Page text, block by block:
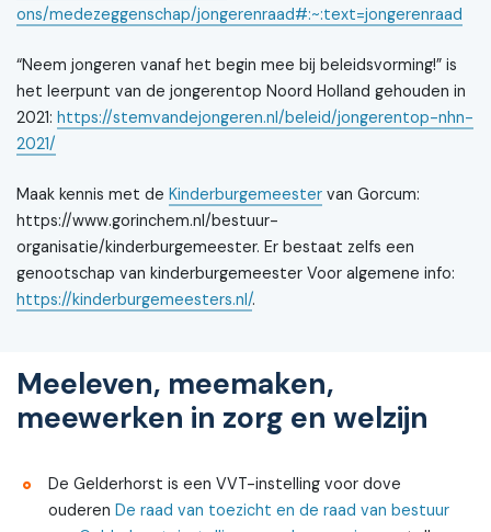
ons/medezeggenschap/jongerenraad#:~:text=jongerenraad
“Neem jongeren vanaf het begin mee bij beleidsvorming!” is
het leerpunt van de jongerentop Noord Holland gehouden in
2021: https://stemvandejongeren.nl/beleid/jongerentop-nhn-
2021/
Maak kennis met de Kinderburgemeester van Gorcum:
https://www.gorinchem.nl/bestuur-
organisatie/kinderburgemeester. Er bestaat zelfs een
genootschap van kinderburgemeester Voor algemene info:
https://kinderburgemeesters.nl/.
Meeleven, meemaken,
meewerken in zorg en welzijn
De Gelderhorst is een VVT-instelling voor dove
ouderen De raad van toezicht en de raad van bestuur